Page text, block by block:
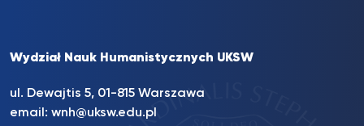
Wydział Nauk Humanistycznych UKSW
ul. Dewajtis 5, 01-815 Warszawa
email: wnh@uksw.edu.pl